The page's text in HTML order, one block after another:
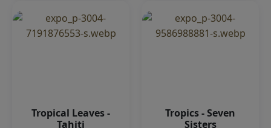
Tropical Leaves -
Tahiti
Tropics - Seven
Sisters